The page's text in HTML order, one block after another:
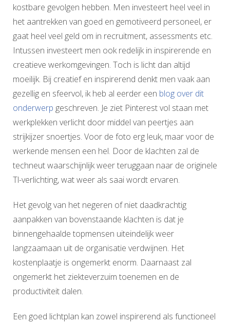
kostbare gevolgen hebben. Men investeert heel veel in
het aantrekken van goed en gemotiveerd personeel, er
gaat heel veel geld om in recruitment, assessments etc.
Intussen investeert men ook redelijk in inspirerende en
creatieve werkomgevingen. Toch is licht dan altijd
moeilijk. Bij creatief en inspirerend denkt men vaak aan
gezellig en sfeervol, ik heb al eerder een blog over dit
onderwerp geschreven. Je ziet Pinterest vol staan met
werkplekken verlicht door middel van peertjes aan
strijkijzer snoertjes. Voor de foto erg leuk, maar voor de
werkende mensen een hel. Door de klachten zal de
techneut waarschijnlijk weer teruggaan naar de originele
Tl-verlichting, wat weer als saai wordt ervaren.
Het gevolg van het negeren of niet daadkrachtig
aanpakken van bovenstaande klachten is dat je
binnengehaalde topmensen uiteindelijk weer
langzaamaan uit de organisatie verdwijnen. Het
kostenplaatje is ongemerkt enorm. Daarnaast zal
ongemerkt het ziekteverzuim toenemen en de
productiviteit dalen.
Een goed lichtplan kan zowel inspirerend als functioneel